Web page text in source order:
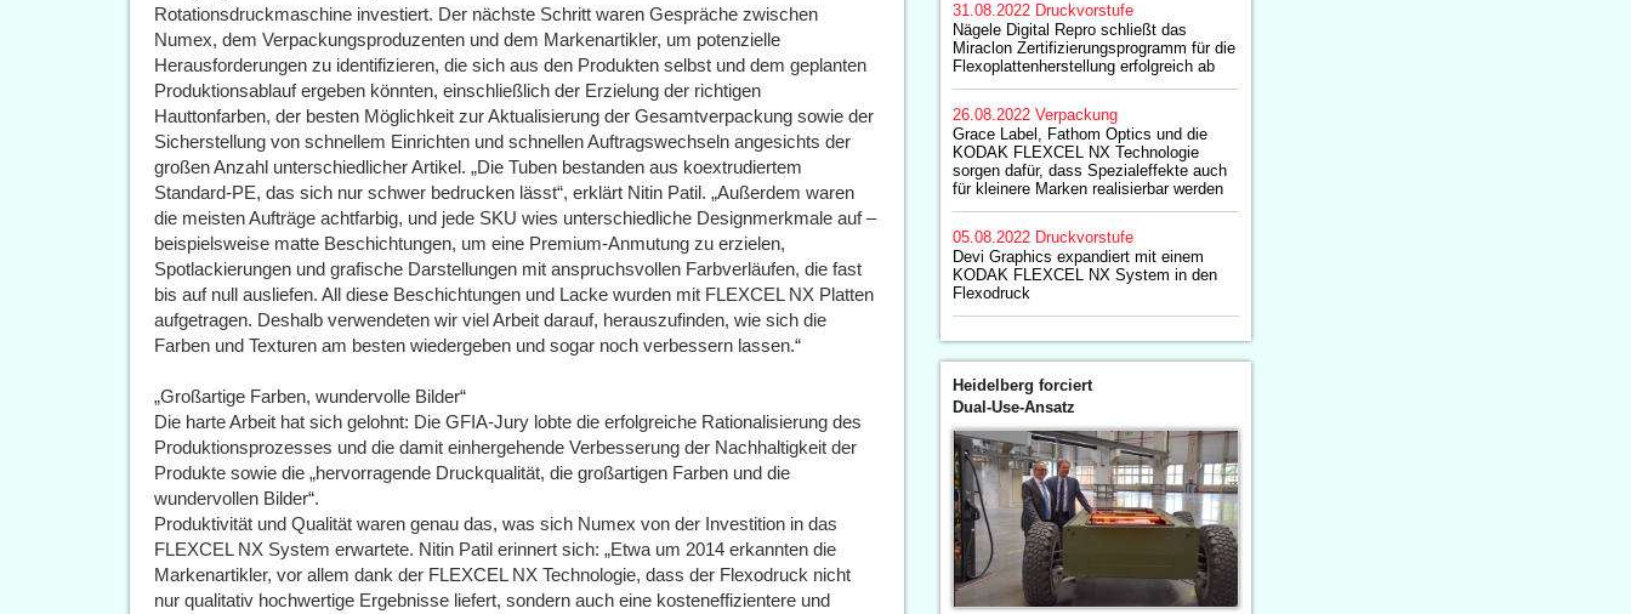
Rotationsdruckmaschine investiert. Der nächste Schritt waren Gespräche zwischen
Numex, dem Verpackungsproduzenten und dem Markenartikler, um potenzielle
Herausforderungen zu identifizieren, die sich aus den Produkten selbst und dem geplanten
Produktionsablauf ergeben könnten, einschließlich der Erzielung der richtigen
Hauttonfarben, der besten Möglichkeit zur Aktualisierung der Gesamtverpackung sowie der
Sicherstellung von schnellem Einrichten und schnellen Auftragswechseln angesichts der
großen Anzahl unterschiedlicher Artikel. „Die Tuben bestanden aus koextrudiertem
Standard-PE, das sich nur schwer bedrucken lässt“, erklärt Nitin Patil. „Außerdem waren
die meisten Aufträge achtfarbig, und jede SKU wies unterschiedliche Designmerkmale auf –
beispielsweise matte Beschichtungen, um eine Premium-Anmutung zu erzielen,
Spotlackierungen und grafische Darstellungen mit anspruchsvollen Farbverläufen, die fast
bis auf null ausliefen. All diese Beschichtungen und Lacke wurden mit FLEXCEL NX Platten
aufgetragen. Deshalb verwendeten wir viel Arbeit darauf, herauszufinden, wie sich die
Farben und Texturen am besten wiedergeben und sogar noch verbessern lassen.“
„Großartige Farben, wundervolle Bilder“
Die harte Arbeit hat sich gelohnt: Die GFIA-Jury lobte die erfolgreiche Rationalisierung des
Produktionsprozesses und die damit einhergehende Verbesserung der Nachhaltigkeit der
Produkte sowie die „hervorragende Druckqualität, die großartigen Farben und die
wundervollen Bilder“.
Produktivität und Qualität waren genau das, was sich Numex von der Investition in das
FLEXCEL NX System erwartete. Nitin Patil erinnert sich: „Etwa um 2014 erkannten die
Markenartikler, vor allem dank der FLEXCEL NX Technologie, dass der Flexodruck nicht
nur qualitativ hochwertige Ergebnisse liefert, sondern auch eine kosteneffizientere und
31.08.2022 Druckvorstufe
Nägele Digital Repro schließt das
Miraclon Zertifizierungsprogramm für die
Flexoplattenherstellung erfolgreich ab
26.08.2022 Verpackung
Grace Label, Fathom Optics und die
KODAK FLEXCEL NX Technologie
sorgen dafür, dass Spezialeffekte auch
für kleinere Marken realisierbar werden
05.08.2022 Druckvorstufe
Devi Graphics expandiert mit einem
KODAK FLEXCEL NX System in den
Flexodruck
Heidelberg forciert
Dual-Use-Ansatz